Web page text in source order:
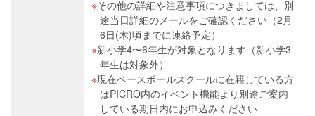
その他の詳細や注意事項につきましては、別
途当日詳細のメールをご確認ください（2月
6日(木)頃までに連絡予定）
新小学4〜6年生が対象となります（新小学3
年生は対象外）
現在ベースボールスクールに在籍している方
はPICRO内のイベント機能より別途ご案内
している期日内にお申込みください